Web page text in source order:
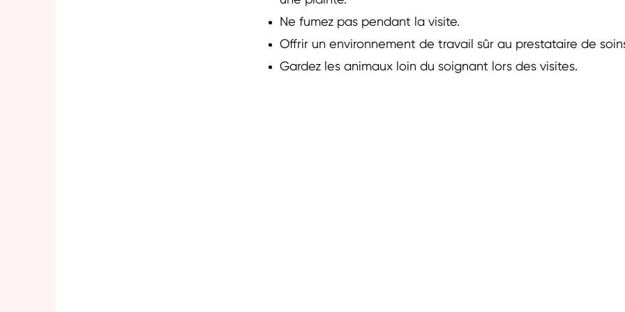
Ne fumez pas pendant la visite.
Offrir un environnement de travail sûr au prestataire de
Gardez les animaux loin du soignant lors des visites.